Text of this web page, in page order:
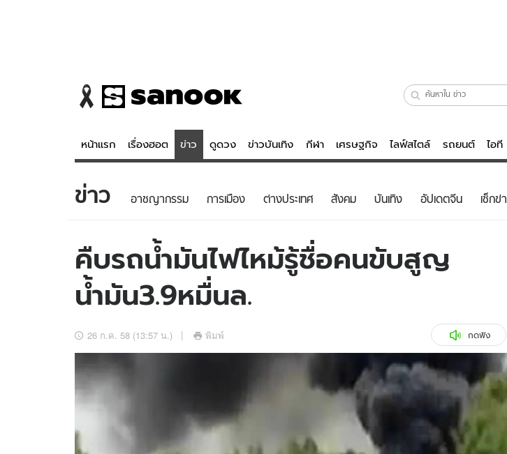
หน้าแรก เรื่องฮอต ข่าว ดูดวง ข่าวบันเทิง กีฬา เศรษฐกิจ ไลฟ์สไตล์ รถยนต์ ไอที
ข่าว
ข่าวบันเทิง
ข่าวกีฬา
ข่าวเศรษฐกิจ
อัปเดตจีน
เช็กข่าวชัวร์
ดูดวง - ตรวจหวย
สถิติหวยไทย
ไลฟ์สไตล์
วัยรุ่น
สุขภาพ
เที่ยว-กิน
Tasteful Thailand
Sanook Choice
ข่าว อาชญากรรม การเมือง ต่างประเทศ สังคม บันเทิง อัปเดตจีน เช็กข่
คืบรถน้ำมันไฟไหม้รู้ชื่อคนขับสูญ
น้ำมัน3.9หมื่นล.
26 ก.ค. 58 (13:57 น.) พิมพ์ กดฟัง